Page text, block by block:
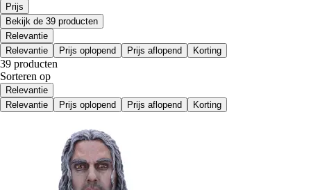
Prijs
Bekijk de 39 producten
Relevantie
Relevantie
Prijs oplopend Prijs aflopend Korting
39 producten
Sorteren op
Relevantie
Relevantie
Prijs oplopend Prijs aflopend Korting